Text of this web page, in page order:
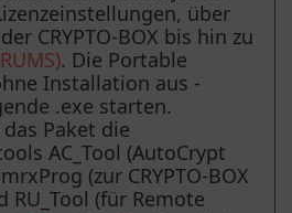
über
CRYPTO-BOX bis hin zu
. Die Portable
Installation aus -
.exe starten.
Paket die
AC_Tool (AutoCrypt
(zur CRYPTO-BOX
(für Remote